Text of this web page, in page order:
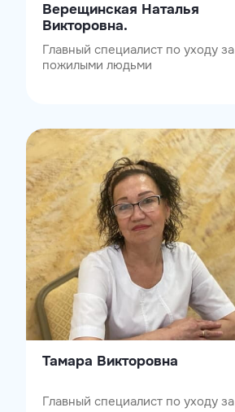
Верещинская Наталья
Викторовна.
Главный специалист по уходу за
пожилыми людьми
Тамара Викторовна
Главный специалист по уходу за